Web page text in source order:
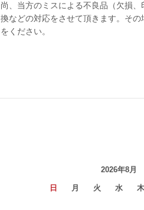
尚、当方のミスによる不良品（欠損
換などの対応をさせて頂きます。そ
をください。
2026年8月
日 月 火 水 木